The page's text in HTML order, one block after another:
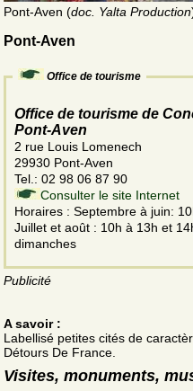
Pont-Aven (doc. Yalta Production
Pont-Aven
Office de tourisme
Office de tourisme de
Pont-Aven
2 rue Louis Lomenech
29930 Pont-Aven
Tel.: 02 98 06 87 90
Consulter le site Internet
Horaires : Septembre à juin:
Juillet et août : 10h à 13h et
dimanches
Publicité
A savoir :
Labellisé petites cités de
Détours De France.
Visites, monuments,